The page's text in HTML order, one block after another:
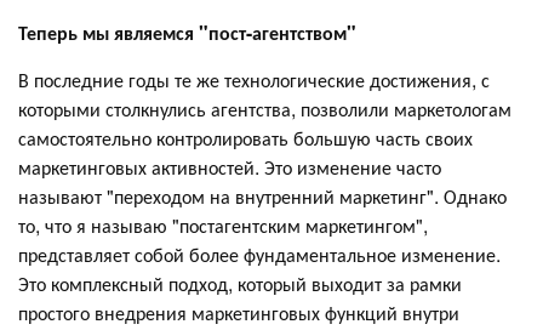
Теперь мы являемся "пост-агентством"
В последние годы те же технологические достижения, с
которыми столкнулись агентства, позволили маркетологам
самостоятельно контролировать большую часть своих
маркетинговых активностей. Это изменение часто
называют "переходом на внутренний маркетинг". Однако
то, что я называю "постагентским маркетингом",
представляет собой более фундаментальное изменение.
Это комплексный подход, который выходит за рамки
простого внедрения маркетинговых функций внутри